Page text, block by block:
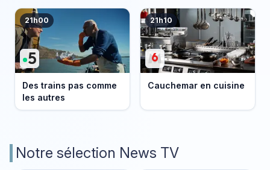
21h00
Des trains pas comme
les autres
21h10
Cauchemar en cuisine
Notre sélection News TV